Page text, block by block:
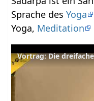
Sprache desYoga
Yoga, Meditation
Vortrag: Die